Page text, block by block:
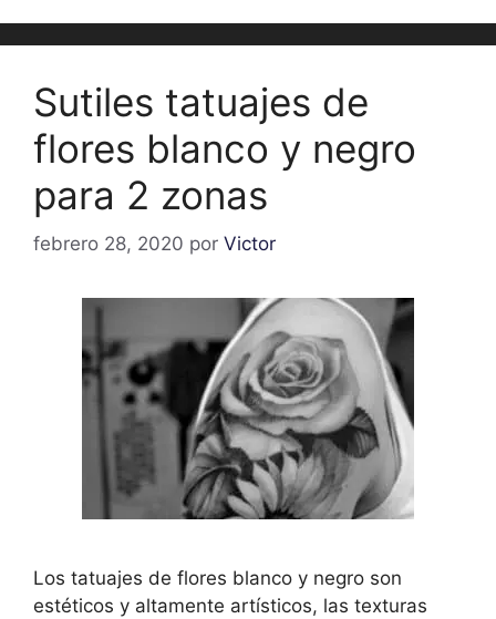
Sutiles tatuajes de
flores blanco y negro
para 2 zonas
febrero 28, 2020 por Victor
Los tatuajes de flores blanco y negro son
estéticos y altamente artísticos, las texturas